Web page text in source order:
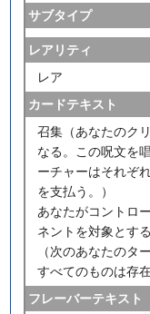
サブタイプ
レアリティ
レア
カードテキスト
召集（あなたのク
なる。この呪文を
ーチャーはそれぞ
を支払う。）
あなたがコントロ
ネントを対象とす
（次のあなたのタ
すべてのものは存
フレーバーテキスト